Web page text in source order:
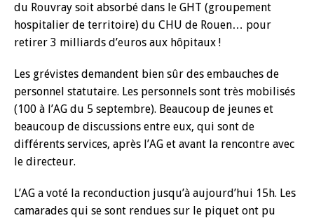
du Rouvray soit absorbé dans le GHT (groupement
hospitalier de territoire) du CHU de Rouen… pour
retirer 3 milliards d’euros aux hôpitaux !
Les grévistes demandent bien sûr des embauches de
personnel statutaire. Les personnels sont très mobilisés
(100 à l’AG du 5 septembre). Beaucoup de jeunes et
beaucoup de discussions entre eux, qui sont de
différents services, après l’AG et avant la rencontre avec
le directeur.
L’AG a voté la reconduction jusqu’à aujourd’hui 15h. Les
camarades qui se sont rendues sur le piquet ont pu